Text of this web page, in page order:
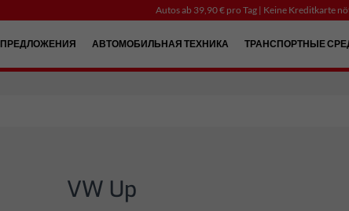
Autos ab 39,90 € pro Tag | Keine Kreditkarte
ПРЕДЛОЖЕНИЯ АВТОМОБИЛЬНАЯ ТЕХНИКА ТРАНСПОРТНЫЕ
VW Up